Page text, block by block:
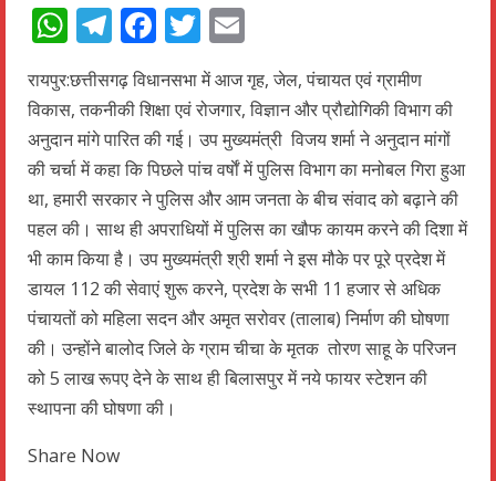
WhatsApp
Telegram
Facebook
Twitter
रायपुर:छत्तीसगढ़ विधानसभा में आज गृह, जेल, पंचायत एवं ग्रामीण
विकास, तकनीकी शिक्षा एवं रोजगार, विज्ञान और प्रौद्योगिकी विभाग की
अनुदान मांगे पारित की गई। उप मुख्यमंत्री विजय शर्मा ने अनुदान मांगों
की चर्चा में कहा कि पिछले पांच वर्षाें में पुलिस विभाग का मनोबल गिरा हुआ
था, हमारी सरकार ने पुलिस और आम जनता के बीच संवाद को बढ़ाने की
पहल की। साथ ही अपराधियों में पुलिस का खौफ कायम करने की दिशा में
भी काम किया है। उप मुख्यमंत्री श्री शर्मा ने इस मौके पर पूरे प्रदेश में
डायल 112 की सेवाएं शुरू करने, प्रदेश के सभी 11 हजार से अधिक
पंचायतों को महिला सदन और अमृत सरोवर (तालाब) निर्माण की घोषणा
की। उन्होंने बालोद जिले के ग्राम चीचा के मृतक तोरण साहू के परिजन
को 5 लाख रूपए देने के साथ ही बिलासपुर में नये फायर स्टेशन की
स्थापना की घोषणा की।
Share Now